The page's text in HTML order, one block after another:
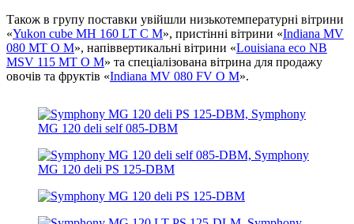
Також в групу поставки увійшли низькотемпературні вітрини
«Yukon cube MH 160 LT C M», пристінні вітрини «Indiana MV
080 MT O M», напіввертикальні вітрини «Louisiana eco NB
MSV 115 MT O M» та спеціалізована вітрина для продажу
овочів та фруктів «Indiana MV 080 FV O M».